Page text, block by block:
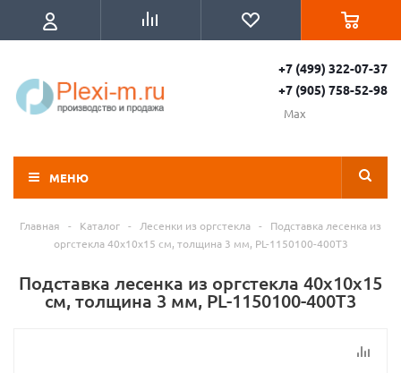
+7 (499) 322-07-37
+7 (905) 758-52-98
Max
МЕНЮ
Главная - Каталог - Лесенки из оргстекла -
Подставка лесенка из
оргстекла 40x10х15 см, толщина 3 мм, PL-1150100-400T3
Подставка лесенка из оргстекла 40x10х15
см, толщина 3 мм, PL-1150100-400T3